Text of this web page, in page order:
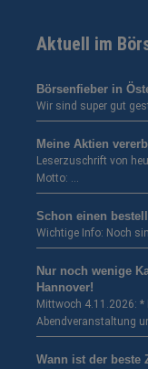
Aktuell im
Börsenfieber in
Wir sind super gut
Meine Aktien
Leserzuschrift von
Motto: …
Schon einen
Wichtige Info: Noch
Nur noch wenige
Hannover!
Mittwoch 4.11.2026:
Abendveranstaltung
Wann ist der beste